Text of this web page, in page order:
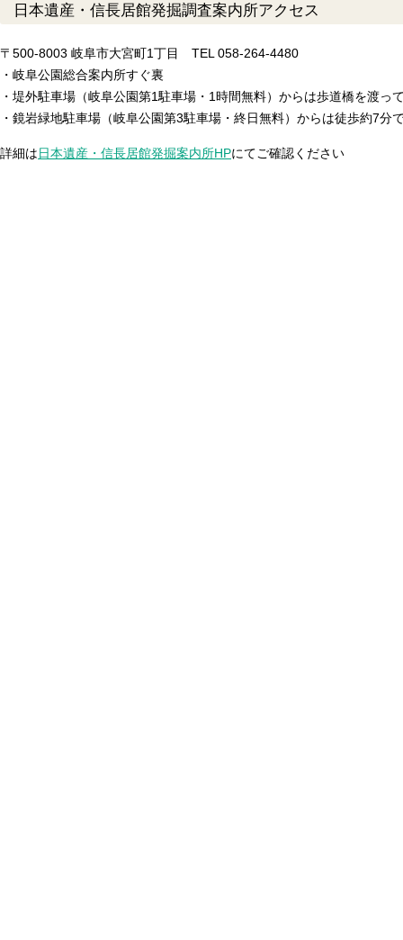
日本遺産・信長居館発掘調査案内所アクセス
〒500-8003 岐阜市大宮町1丁目 TEL 058-264-4480
・岐阜公園総合案内所すぐ裏
・堤外駐車場（岐阜公園第1駐車場・1時間無料）からは歩道橋を渡っ
・鏡岩緑地駐車場（岐阜公園第3駐車場・終日無料）からは徒歩約7分
詳細は日本遺産・信長居館発掘案内所HPにてご確認ください